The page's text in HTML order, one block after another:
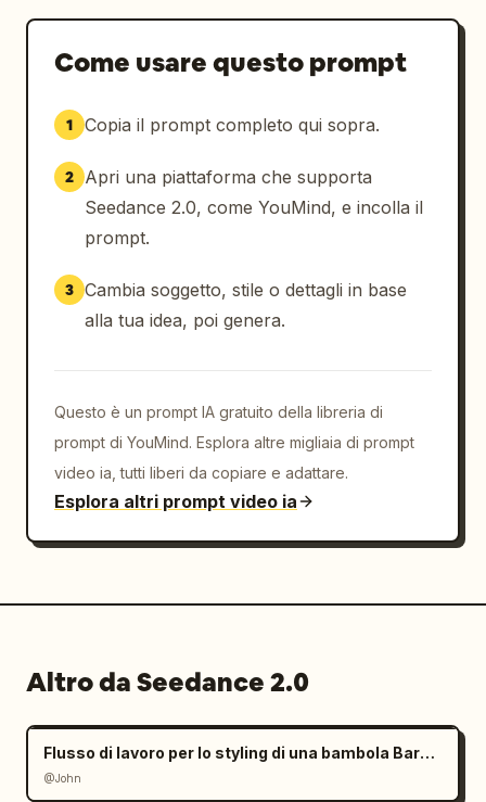
Come usare questo prompt
1 Copia il prompt completo qui sopra.
2
Apri una piattaforma che supporta
Seedance 2.0, come YouMind, e incolla il
prompt.
3 Cambia soggetto, stile o dettagli in base
alla tua idea, poi genera.
Questo è un prompt IA gratuito della libreria di
prompt di YouMind. Esplora altre migliaia di prompt
video ia, tutti liberi da copiare e adattare.
Esplora altri prompt video ia
Altro da Seedance 2.0
Flusso di lavoro per lo styling di una bambola Barbie con mani giganti
@John